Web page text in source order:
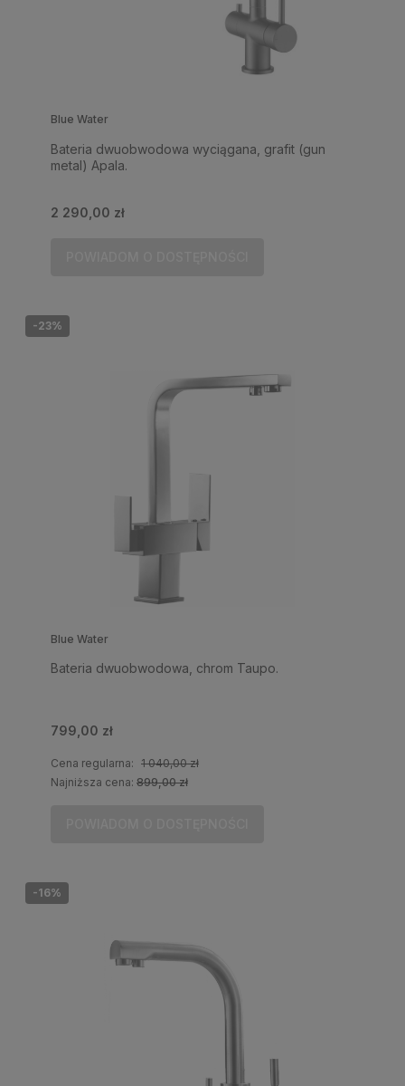
Blue Water
Bateria dwuobwodowa wyciągana, grafit (gun
metal) Apala.
2 290,00 zł
Blue Water
Bateria dwuobwodowa, chrom Taupo.
799,00 zł
Cena regularna: 1 040,00 zł
Najniższa cena: 899,00 zł
-23%
-16%